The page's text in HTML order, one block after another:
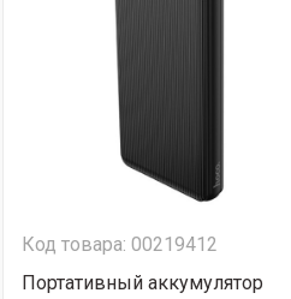
Код товара: 00219412
Портативный аккумулятор